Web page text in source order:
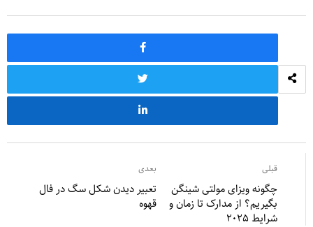
قبلی
چگونه ویزای مولتی شینگن
بگیریم؟ از مدارک تا زمان و
شرایط ۲۰۲۵
بعدی
تعبیر دیدن شکل سگ در فال
قهوه